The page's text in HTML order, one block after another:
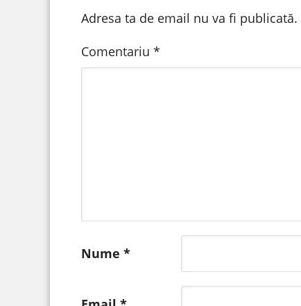
Adresa ta de email nu va fi publicată.
Comentariu *
Nume *